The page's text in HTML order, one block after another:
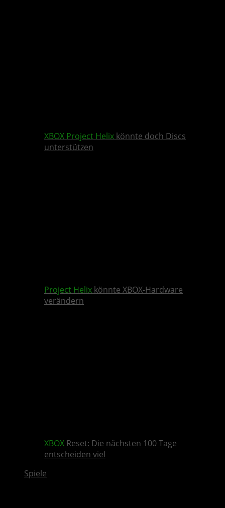
XBOX Project Helix könnte doch Discs
unterstützen
Project Helix könnte XBOX-Hardware
verändern
XBOX Reset: Die nächsten 100 Tage
entscheiden viel
Spiele